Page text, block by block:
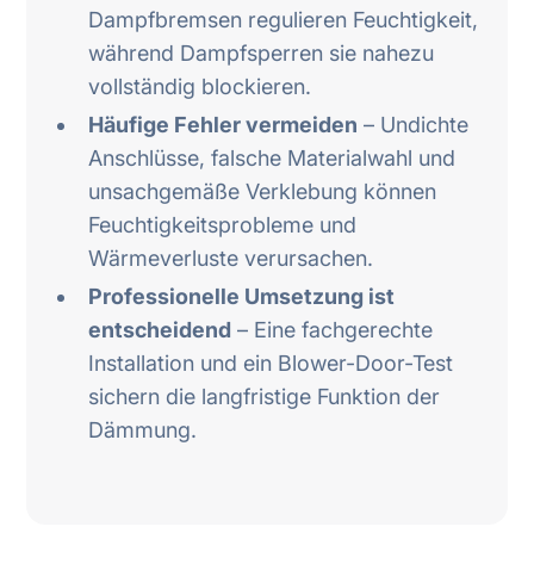
Dampfbremsen regulieren Feuchtigkeit,
während Dampfsperren sie nahezu
vollständig blockieren.
Häufige Fehler vermeiden – Undichte
Anschlüsse, falsche Materialwahl und
unsachgemäße Verklebung können
Feuchtigkeitsprobleme und
Wärmeverluste verursachen.
Professionelle Umsetzung ist
entscheidend – Eine fachgerechte
Installation und ein Blower-Door-Test
sichern die langfristige Funktion der
Dämmung.